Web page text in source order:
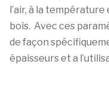
l’air, à la température
bois. Avec ces
de façon
épaisseurs et a